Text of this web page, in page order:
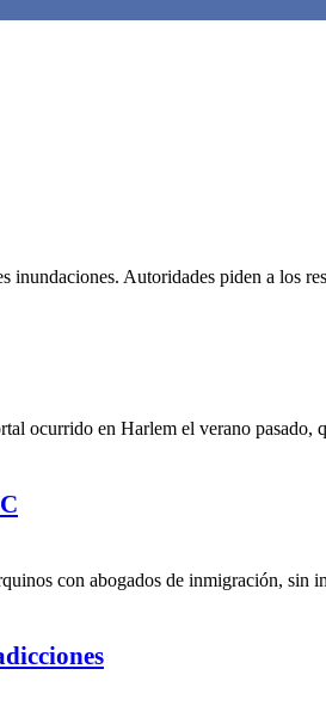
Autoridades piden a los
ocurrido en Harlem el verano pasado,
con abogados de inmigración, sin